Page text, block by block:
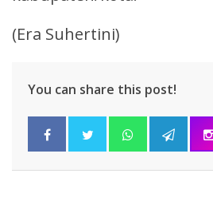
(Era Suhertini)
You can share this post!